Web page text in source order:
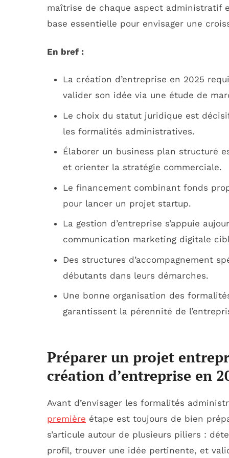
maîtrise de chaque aspect administratif
base essentielle pour envisager une
En bref :
La création d’entreprise en 2025
valider son idée via une étude de
Le choix du statut juridique est
les formalités administratives.
Élaborer un business plan structuré
et orienter la stratégie commerciale.
Le financement combinant fonds
pour lancer un projet startup.
La gestion d’entreprise s’appuie
communication marketing digitale
Des structures d’accompagnement
débutants dans leurs démarches.
Une bonne organisation des
garantissent la pérennité de
Préparer un projet
création d’entreprise en
Avant d’envisager les formalités
première étape est toujours de bien
s’articule autour de plusieurs piliers :
profil, trouver une idée pertinente, et